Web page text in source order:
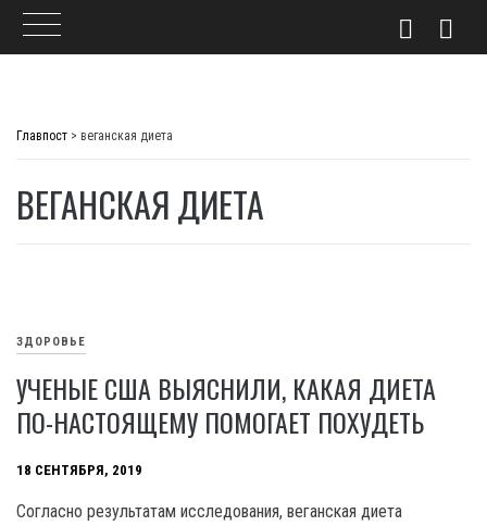
Главпост > веганская диета
ВЕГАНСКАЯ ДИЕТА
ЗДОРОВЬЕ
УЧЕНЫЕ США ВЫЯСНИЛИ, КАКАЯ ДИЕТА
ПО-НАСТОЯЩЕМУ ПОМОГАЕТ ПОХУДЕТЬ
18 СЕНТЯБРЯ, 2019
Согласно результатам исследования, веганская диета